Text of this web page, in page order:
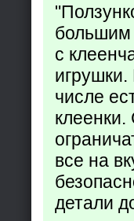
большим
с
числе
все на
детали